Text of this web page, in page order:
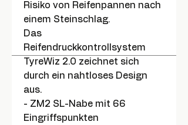
Risiko von Reifenpannen nach
einem Steinschlag.
Das
Reifendruckkontrollsystem
TyreWiz 2.0 zeichnet sich
durch ein nahtloses Design
aus.
- ZM2 SL-Nabe mit 66
Eingriffspunkten